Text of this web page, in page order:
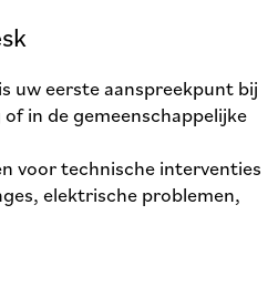
uw eerste aanspreekpunt bij
in de gemeenschappelijke
voor technische interventies
elektrische problemen,